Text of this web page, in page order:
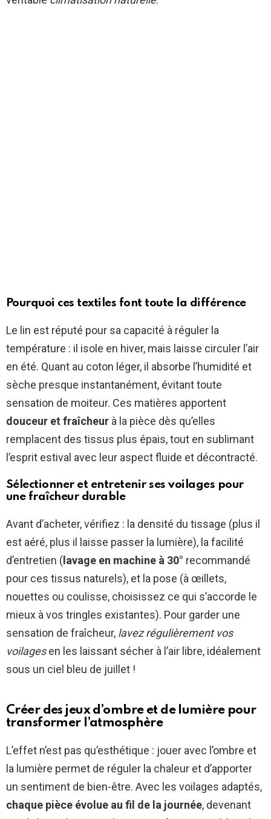
Pourquoi ces textiles font toute la différence
Le lin est réputé pour sa capacité à réguler la
température : il isole en hiver, mais laisse circuler l’air
en été. Quant au coton léger, il absorbe l’humidité et
sèche presque instantanément, évitant toute
sensation de moiteur. Ces matières apportent
douceur et fraîcheur à la pièce dès qu’elles
remplacent des tissus plus épais, tout en sublimant
l’esprit estival avec leur aspect fluide et décontracté.
Sélectionner et entretenir ses voilages pour
une fraîcheur durable
Avant d’acheter, vérifiez : la densité du tissage (plus il
est aéré, plus il laisse passer la lumière), la facilité
d’entretien ( lavage en machine à 30° recommandé
pour ces tissus naturels), et la pose (à œillets,
nouettes ou coulisse, choisissez ce qui s’accorde le
mieux à vos tringles existantes). Pour garder une
sensation de fraîcheur, lavez régulièrement vos
voilagesen les laissant sécher à l’air libre, idéalement
sous un ciel bleu de juillet !
Créer des jeux d’ombre et de lumière pour
transformer l’atmosphère
L’effet n’est pas qu’esthétique : jouer avec l’ombre et
la lumière permet de réguler la chaleur et d’apporter
un sentiment de bien-être. Avec les voilages adaptés,
chaque pièce évolue au fil de la journée, devenant